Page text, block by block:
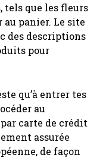
tels que les fleurs
au panier. Le site
des descriptions
pour
qu’à entrer tes
au
carte de crédit
assurée
de façon